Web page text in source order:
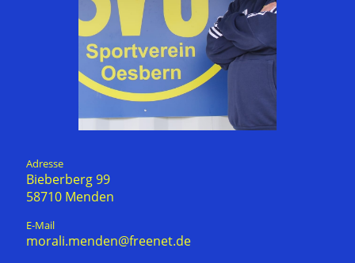
Adresse
Bieberberg 99
58710 Menden
E-Mail
morali.menden@freenet.de